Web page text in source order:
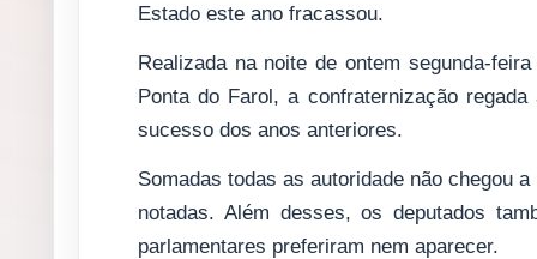
Estado este ano fracassou.
Realizada na noite de ontem segunda-
Ponta do Farol, a confraternização
sucesso dos anos anteriores.
Somadas todas as autoridade não chegou
notadas. Além desses, os deputados
parlamentares preferiram nem aparecer.